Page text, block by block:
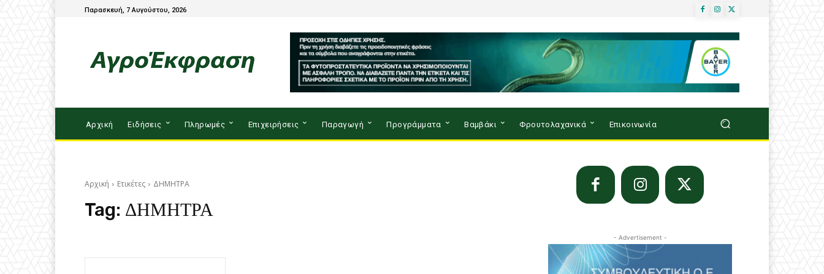
Παρασκευή, 7 Αυγούστου, 2026
Αρχική Ειδήσεις Πληρωμές Επιχειρήσεις Παραγωγή Προγράμματα Βαμβάκι Φρουτολαχανικά Επικοινωνία
Αρχική Ετικέτες ΔΗΜΗΤΡΑ
Tag: ΔΗΜΗΤΡΑ
- Advertisement -